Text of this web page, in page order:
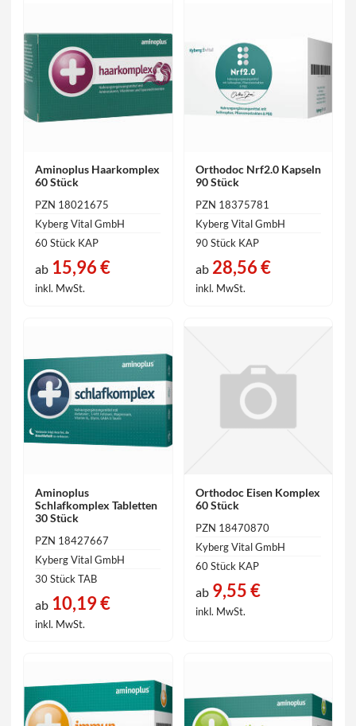
Aminoplus Haarkomplex
60 Stück
PZN 18021675
Kyberg Vital GmbH
60 Stück KAP
ab 15,96 €
inkl. MwSt.
Orthodoc Nrf2.0 Kapseln
90 Stück
PZN 18375781
Kyberg Vital GmbH
90 Stück KAP
ab28,56 €
inkl. MwSt.
Aminoplus
Schlafkomplex Tabletten
30 Stück
PZN 18427667
Kyberg Vital GmbH
30 Stück TAB
ab 10,19 €
inkl. MwSt.
Orthodoc Eisen Komplex
60 Stück
PZN 18470870
Kyberg Vital GmbH
60 Stück KAP
ab9,55 €
inkl. MwSt.